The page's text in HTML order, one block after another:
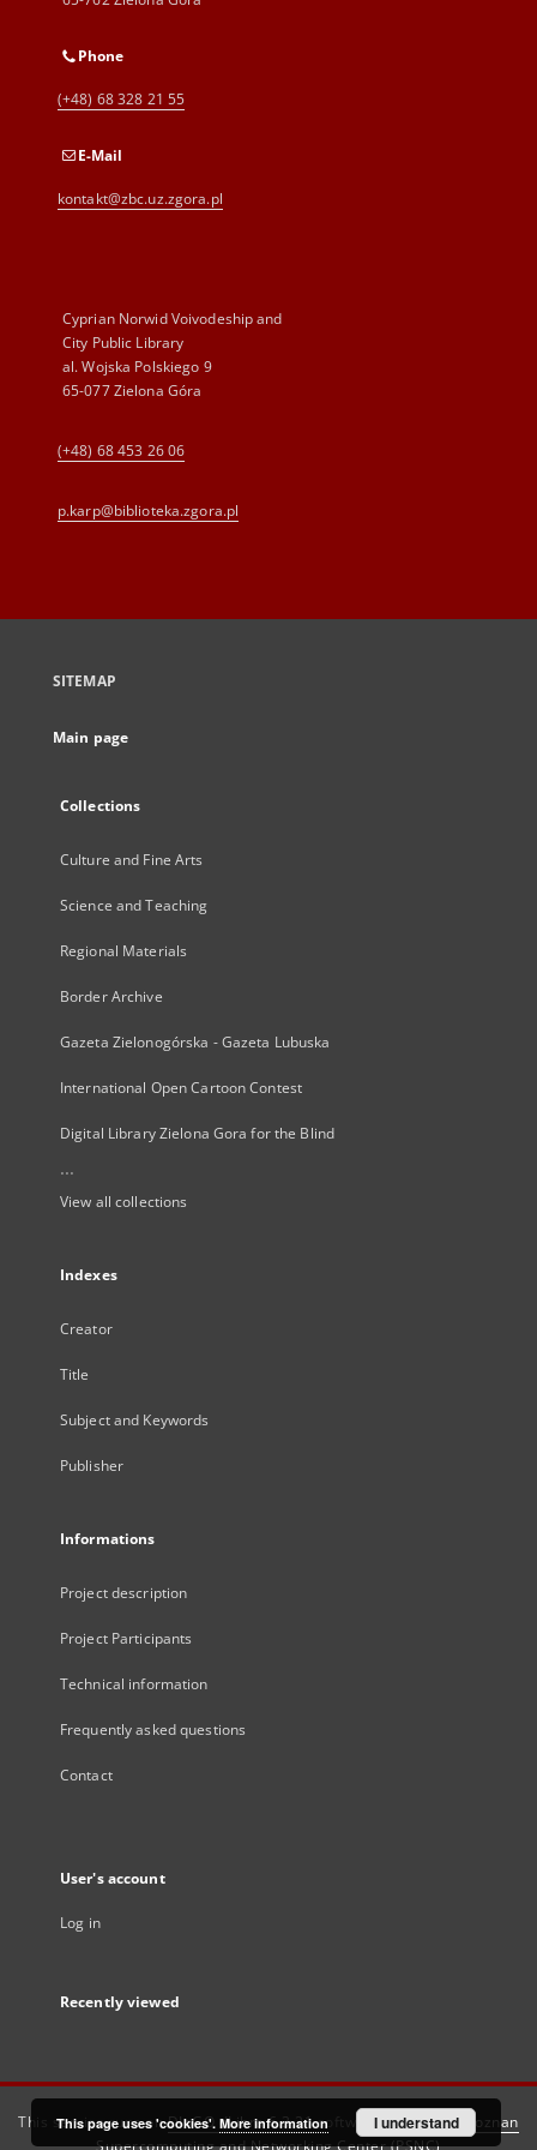
Phone
(+48) 68 328 21 55
E-Mail
kontakt@zbc.uz.zgora.pl
Cyprian Norwid Voivodeship and
City Public Library
al. Wojska Polskiego 9
65-077 Zielona Góra
(+48) 68 453 26 06
p.karp@biblioteka.zgora.pl
SITEMAP
Main page
Collections
Culture and Fine Arts
Science and Teaching
Regional Materials
Border Archive
Gazeta Zielonogórska - Gazeta Lubuska
International Open Cartoon Contest
Digital Library Zielona Gora for the Blind
...
View all collections
Indexes
Creator
Title
Subject and Keywords
Publisher
Informations
Project description
Project Participants
Technical information
Frequently asked questions
Contact
User's account
Log in
Recently viewed
This service runs onDInGO dLibra 6.3.21software created by
Poznan
Supercomputing and Networking Center (PSNC)
This page uses 'cookies'. More information I understand